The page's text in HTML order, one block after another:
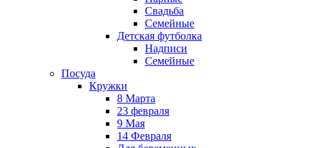
Свадьба
Семейные
Детская футболка
Надписи
Семейные
Посуда
Кружки
8 Марта
23 февраля
9 Мая
14 Февраля